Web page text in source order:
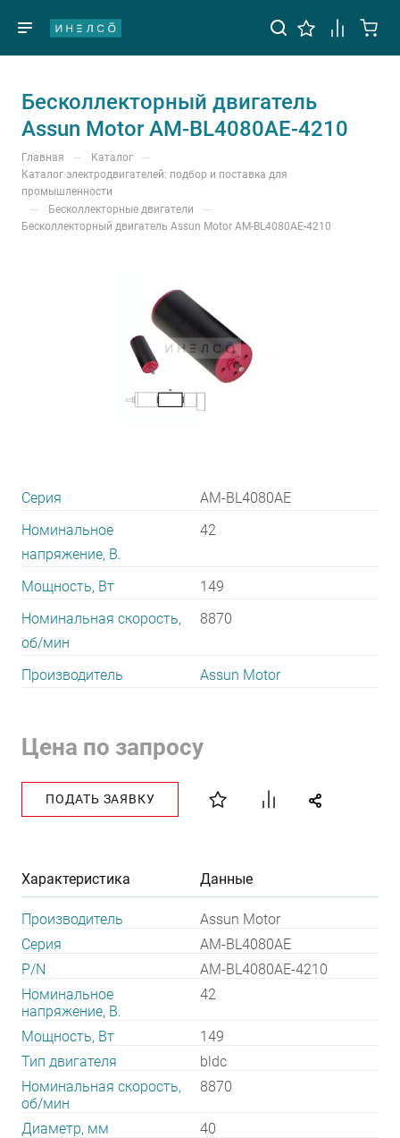
Бесколлекторный двигатель
Assun Motor AM-BL4080AE-4210
Главная — Каталог —
Каталог электродвигателей: подбор и поставка для
промышленности
— Бесколлекторные двигатели —
Бесколлекторный двигатель Assun Motor AM-BL4080AE-4210
Серия
AM-BL4080AE
Номинальное
напряжение, В.
42
Мощность, Вт
149
Номинальная скорость,
об/мин
8870
Производитель Assun Motor
Цена по запросу
ПОДАТЬ ЗАЯВКУ
Характеристика Данные
Производитель
Assun Motor
Серия
AM-BL4080AE
P/N
AM-BL4080AE-4210
Номинальное
напряжение, В.
42
Мощность, Вт
149
Тип двигателя
bldc
Номинальная скорость,
об/мин
8870
Диаметр, мм
40